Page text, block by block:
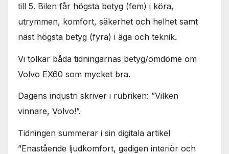
till 5. Bilen får högsta betyg (fem) i köra,
utrymmen, komfort, säkerhet och helhet samt
näst högsta betyg (fyra) i äga och teknik.
Vi tolkar båda tidningarnas betyg/omdöme om
Volvo EX60 som mycket bra.
Dagens industri skriver i rubriken: ”Vilken
vinnare, Volvo!”.
Tidningen summerar i sin digitala artikel
”Enastående ljudkomfort, gedigen interiör och
beteende när du
chansen att få se
personligt
och erbjudanden.